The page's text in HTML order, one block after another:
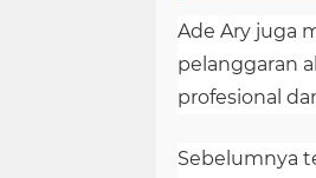
Ade Ary juga
pelanggaran
profesional
Sebelumnya